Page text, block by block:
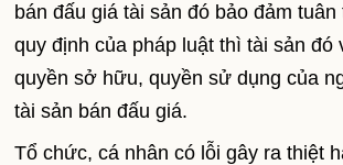
bán đấu giá tài sản đó bảo đảm tuân
quy định của pháp luật thì tài sản đó
quyền sở hữu, quyền sử dụng của
tài sản bán đấu giá.
Tổ chức, cá nhân có lỗi gây ra thiệt